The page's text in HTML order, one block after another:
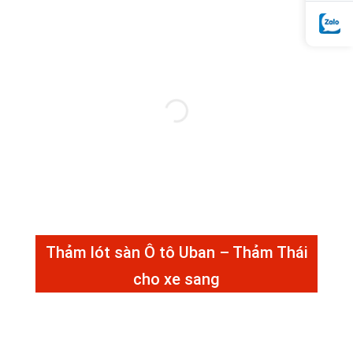
Thảm lót sàn Ô tô Uban – Thảm Thái
cho xe sang